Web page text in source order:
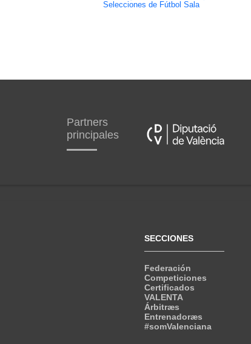
Selecciones de Fútbol Sala
Partners
principales
SECCIONES
Federación
Competiciones
Certificados
VALENTA
Árbitræs
Entrenadoræs
#somValenciana